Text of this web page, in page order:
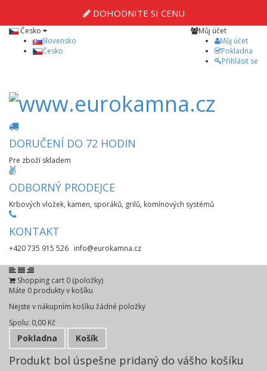
DOHODNITE SI CENU
Můj účet
Můj účet
Pokladna
Přihlásit se
Česko
Slovensko
Česko
DORUČENÍ DO 72 HODIN
Pre zboží skladem
ODBORNÝ PRODEJCE
Krbových vložek, kamen, sporáků, grilů, komínových systémů
KONTAKT
+420 735 915 526 info@eurokamna.cz
Shopping cart 0 (položky)
Máte 0 produkty v košíku
Nejste v nákupním košíku žádné položky
Spolu: 0,00 Kč
Pokladna Košík
Produkt bol úspešne pridaný do vášho košíku